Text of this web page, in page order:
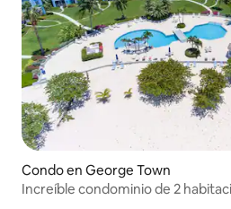
Condo en George Town
Increíble condominio de 2